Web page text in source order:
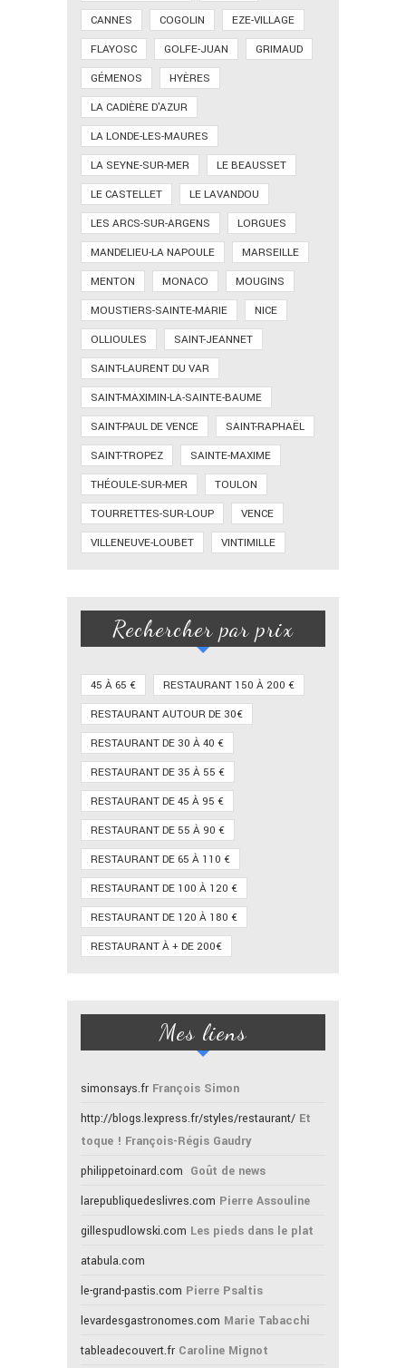
CANNES
COGOLIN
EZE-VILLAGE
FLAYOSC
GOLFE-JUAN
GRIMAUD
GÉMENOS
HYÈRES
LA CADIÈRE D'AZUR
LA LONDE-LES-MAURES
LA SEYNE-SUR-MER
LE BEAUSSET
LE CASTELLET
LE LAVANDOU
LES ARCS-SUR-ARGENS
LORGUES
MANDELIEU-LA NAPOULE
MARSEILLE
MENTON
MONACO
MOUGINS
MOUSTIERS-SAINTE-MARIE
NICE
OLLIOULES
SAINT-JEANNET
SAINT-LAURENT DU VAR
SAINT-MAXIMIN-LA-SAINTE-BAUME
SAINT-PAUL DE VENCE
SAINT-RAPHAËL
SAINT-TROPEZ
SAINTE-MAXIME
THÉOULE-SUR-MER
TOULON
TOURRETTES-SUR-LOUP
VENCE
VILLENEUVE-LOUBET
VINTIMILLE
Rechercher par prix
45 À 65 €
RESTAURANT 150 À 200 €
RESTAURANT AUTOUR DE 30€
RESTAURANT DE 30 À 40 €
RESTAURANT DE 35 À 55 €
RESTAURANT DE 45 À 95 €
RESTAURANT DE 55 À 90 €
RESTAURANT DE 65 À 110 €
RESTAURANT DE 100 À 120 €
RESTAURANT DE 120 À 180 €
RESTAURANT À + DE 200€
Mes liens
simonsays.fr François Simon
http://blogs.lexpress.fr/styles/restaurant/ Et
toque ! François-Régis Gaudry
philippetoinard.com Goût de news
larepubliquedeslivres.com Pierre Assouline
gillespudlowski.com Les pieds dans le plat
atabula.com
le-grand-pastis.com Pierre Psaltis
levardesgastronomes.com Marie Tabacchi
tableadecouvert.fr Caroline Mignot